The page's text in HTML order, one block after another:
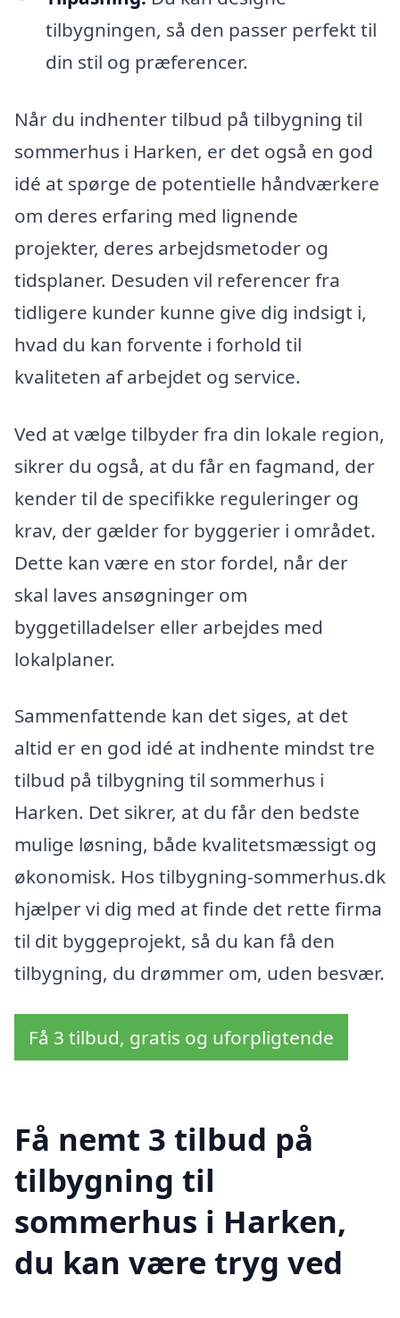
tilbygningen, så den passer perfekt til
din stil og præferencer.
Når du indhenter tilbud på tilbygning til
sommerhus i Harken, er det også en god
idé at spørge de potentielle håndværkere
om deres erfaring med lignende
projekter, deres arbejdsmetoder og
tidsplaner. Desuden vil referencer fra
tidligere kunder kunne give dig indsigt i,
hvad du kan forvente i forhold til
kvaliteten af arbejdet og service.
Ved at vælge tilbyder fra din lokale region,
sikrer du også, at du får en fagmand, der
kender til de specifikke reguleringer og
krav, der gælder for byggerier i området.
Dette kan være en stor fordel, når der
skal laves ansøgninger om
byggetilladelser eller arbejdes med
lokalplaner.
Sammenfattende kan det siges, at det
altid er en god idé at indhente mindst tre
tilbud på tilbygning til sommerhus i
Harken. Det sikrer, at du får den bedste
mulige løsning, både kvalitetsmæssigt og
økonomisk. Hos tilbygning-sommerhus.dk
hjælper vi dig med at finde det rette firma
til dit byggeprojekt, så du kan få den
tilbygning, du drømmer om, uden besvær.
Få 3 tilbud, gratis og uforpligtende
Få nemt 3 tilbud på
tilbygning til
sommerhus i Harken,
du kan være tryg ved